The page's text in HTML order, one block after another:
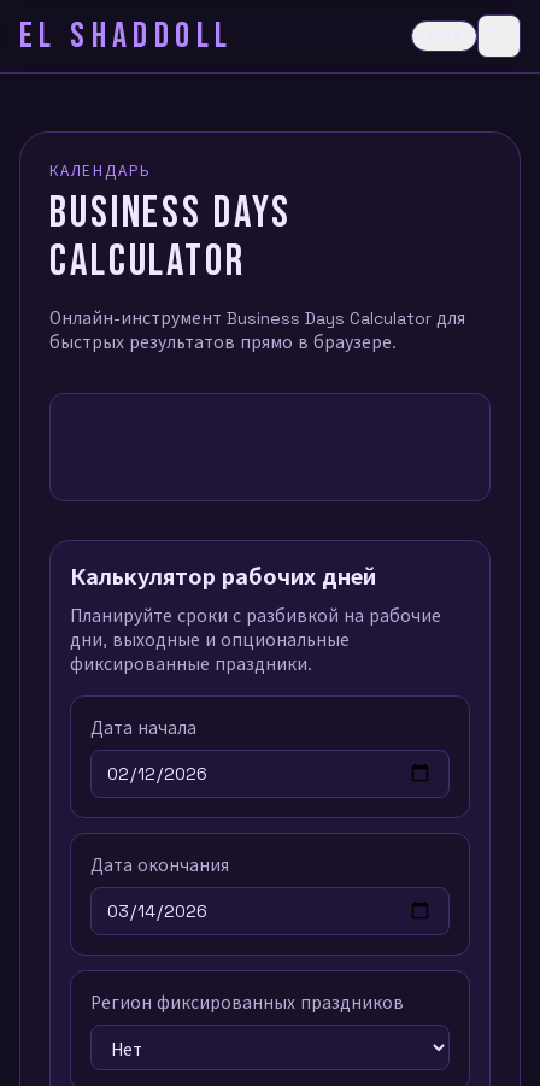
EL SHADDOLL
КАЛЕНДАРЬ
BUSINESS DAYS
CALCULATOR
Онлайн-инструмент Business Days Calculator для
быстрых результатов прямо в браузере.
Калькулятор рабочих дней
Планируйте сроки с разбивкой на рабочие
дни, выходные и опциональные
фиксированные праздники.
Дата начала
Дата окончания
Регион фиксированных праздников